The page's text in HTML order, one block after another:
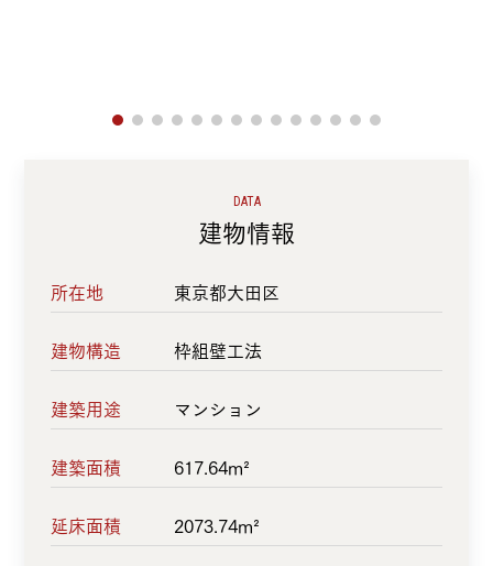
DATA
建物情報
所在地 東京都大田区
建物構造 枠組壁工法
建築用途 マンション
建築面積 617.64m²
延床面積 2073.74m²